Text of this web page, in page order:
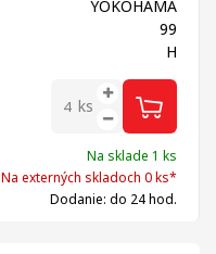
YOKOHAMA
99
H
ks
Na sklade 1 ks
Na externých skladoch 0 ks*
Dodanie: do 24 hod.